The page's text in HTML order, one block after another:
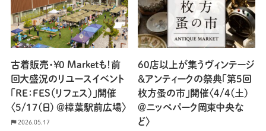
古着販売・￥0 Marketも！前
回大盛況のリユースイベント
「RE：FES（リフェス）」開催
〈5/17(日) ＠樟葉駅前広場〉
2026.05.17
60店以上が集うヴィンテージ
＆アンティークの祭典「第5回
枚方蚤の市」開催〈4/4(土)
＠ニッペパーク岡東中央な
ど〉